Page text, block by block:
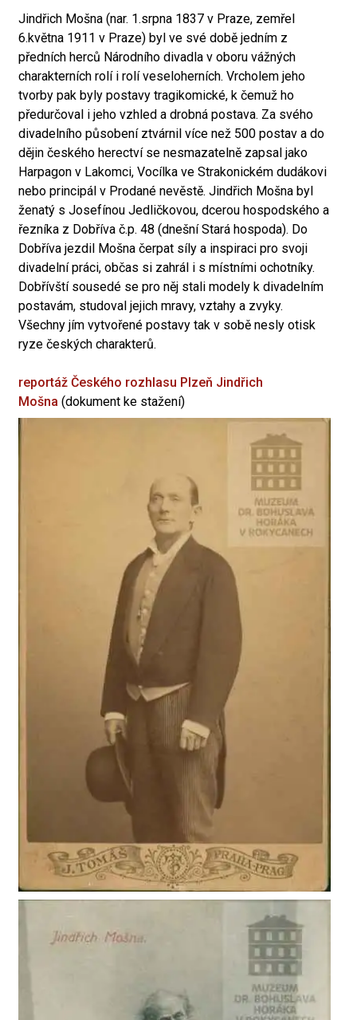
Jindřich Mošna (nar. 1.srpna 1837 v Praze, zemřel
6.května 1911 v Praze) byl ve své době jedním z
předních herců Národního divadla v oboru vážných
charakterních rolí i rolí veseloherních. Vrcholem jeho
tvorby pak byly postavy tragikomické, k čemuž ho
předurčoval i jeho vzhled a drobná postava. Za svého
divadelního působení ztvárnil více než 500 postav a do
dějin českého herectví se nesmazatelně zapsal jako
Harpagon v Lakomci, Vocílka ve Strakonickém dudákovi
nebo principál v Prodané nevěstě. Jindřich Mošna byl
ženatý s Josefínou Jedličkovou, dcerou hospodského a
řezníka z Dobříva č.p. 48 (dnešní Stará hospoda). Do
Dobříva jezdil Mošna čerpat síly a inspiraci pro svoji
divadelní práci, občas si zahrál i s místními ochotníky.
Dobřívští sousedé se pro něj stali modely k divadelním
postavám, studoval jejich mravy, vztahy a zvyky.
Všechny jím vytvořené postavy tak v sobě nesly otisk
ryze českých charakterů.
reportáž Českého rozhlasu Plzeň Jindřich
Mošna (dokument ke stažení)